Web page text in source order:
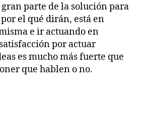
gran parte de la solución para
el qué dirán, está en
e ir actuando en
por actuar
es mucho más fuerte que
que hablen o no.